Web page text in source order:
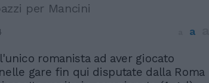
per Mancini
a
romanista ad aver giocato
gare fin qui disputate dalla Roma